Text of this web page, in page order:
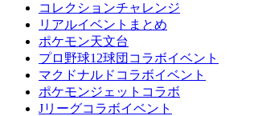
コレクションチャレンジ
リアルイベントまとめ
ポケモン天文台
プロ野球12球団コラボイベント
マクドナルドコラボイベント
ポケモンジェットコラボ
Jリーグコラボイベント